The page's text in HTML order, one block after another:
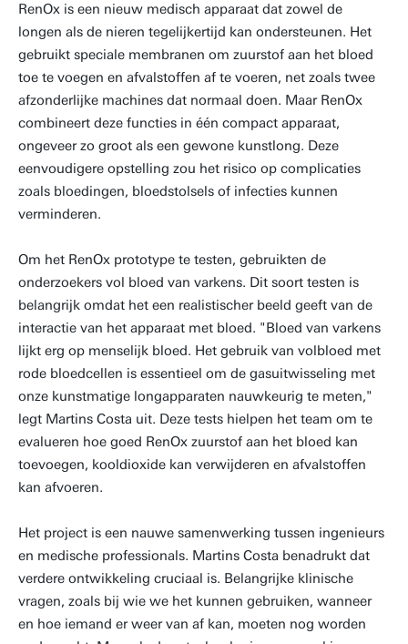
RenOx is een nieuw medisch apparaat dat zowel de
longen als de nieren tegelijkertijd kan ondersteunen. Het
gebruikt speciale membranen om zuurstof aan het bloed
toe te voegen en afvalstoffen af te voeren, net zoals twee
afzonderlijke machines dat normaal doen. Maar RenOx
combineert deze functies in één compact apparaat,
ongeveer zo groot als een gewone kunstlong. Deze
eenvoudigere opstelling zou het risico op complicaties
zoals bloedingen, bloedstolsels of infecties kunnen
verminderen.
Om het RenOx prototype te testen, gebruikten de
onderzoekers vol bloed van varkens. Dit soort testen is
belangrijk omdat het een realistischer beeld geeft van de
interactie van het apparaat met bloed. "Bloed van varkens
lijkt erg op menselijk bloed. Het gebruik van volbloed met
rode bloedcellen is essentieel om de gasuitwisseling met
onze kunstmatige longapparaten nauwkeurig te meten,"
legt Martins Costa uit. Deze tests hielpen het team om te
evalueren hoe goed RenOx zuurstof aan het bloed kan
toevoegen, kooldioxide kan verwijderen en afvalstoffen
kan afvoeren.
Het project is een nauwe samenwerking tussen ingenieurs
en medische professionals. Martins Costa benadrukt dat
verdere ontwikkeling cruciaal is. Belangrijke klinische
vragen, zoals bij wie we het kunnen gebruiken, wanneer
en hoe iemand er weer van af kan, moeten nog worden